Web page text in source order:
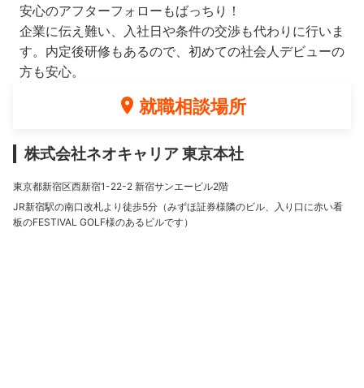
安心のアフターフォローもばっちり！
企業に伝え難い、入社日や条件の交渉も代わりに行いま
す。内定後研修もあるので、初めての社会人デビューの
方も安心。
就職相談場所
株式会社ネオキャリア 東京本社
東京都新宿区西新宿1-22-2 新宿サンエービル2階
JR新宿駅の南口改札より徒歩5分（みずほ証券様隣のビル、入り口に赤い看
板のFESTIVAL GOLF様のあるビルです）